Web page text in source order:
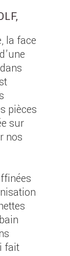
la face
pièces
sur
nos
fait